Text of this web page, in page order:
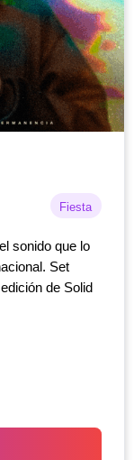
Fiesta
sonido que lo
Set
de Solid